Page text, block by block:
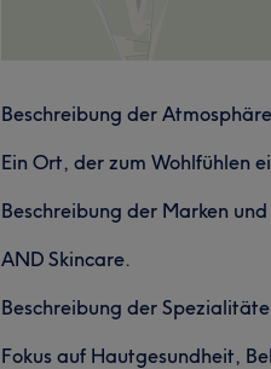
Beschreibung der
Ein Ort, der zum Wohlfühlen
Beschreibung der Marken
AND Skincare.
Beschreibung der
Fokus auf Hautgesundheit,